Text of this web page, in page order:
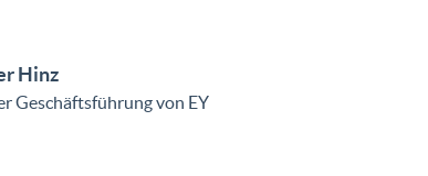
Hinz
Geschäftsführung von EY